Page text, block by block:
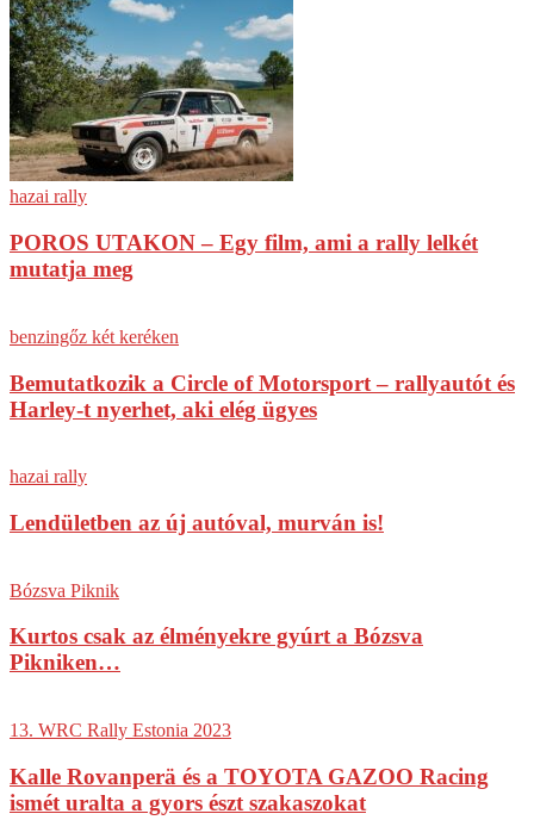
hazai rally
POROS UTAKON – Egy film, ami a rally lelkét
mutatja meg
benzingőz két keréken
Bemutatkozik a Circle of Motorsport – rallyautót és
Harley-t nyerhet, aki elég ügyes
hazai rally
Lendületben az új autóval, murván is!
Bózsva Piknik
Kurtos csak az élményekre gyúrt a Bózsva
Pikniken…
13. WRC Rally Estonia 2023
Kalle Rovanperä és a TOYOTA GAZOO Racing
ismét uralta a gyors észt szakaszokat